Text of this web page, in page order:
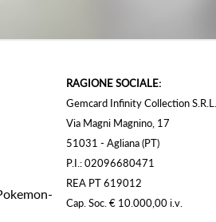
RAGIONE SOCIALE:
Gemcard Infinity Collection S.R.L.
Via Magni Magnino, 17
51031 - Agliana (PT)
P.I.: 02096680471
REA PT 619012
Cap. Soc. € 10.000,00 i.v.